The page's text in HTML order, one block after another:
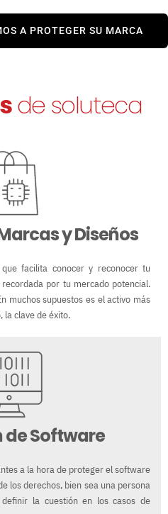
A PROTEGER SU MARCA
de soluteca
y Diseños
facilita conocer y reconocer tu
por tu mercado potencial.
muchos supuestos es el activo más
la clave de éxito.
de Software
a la hora de proteger el software
los derechos, bien sea una persona
la cuestión en los casos de